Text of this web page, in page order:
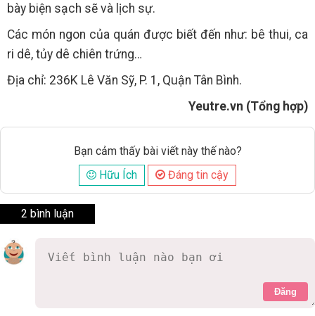
bày biện sạch sẽ và lịch sự.
Các món ngon của quán được biết đến như: bê thui, ca
ri dê, tủy dê chiên trứng…
Địa chỉ: 236K Lê Văn Sỹ, P. 1, Quận Tân Bình.
Yeutre.vn (Tổng hợp)
Bạn cảm thấy bài viết này thế nào?
Hữu Ích
Đáng tin cậy
2 bình luận
Đăng